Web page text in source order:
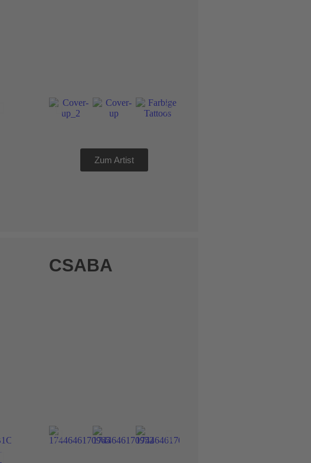
Zum Artist
CSABA